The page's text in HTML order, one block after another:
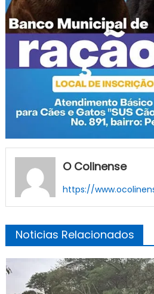
O Colinense
https://
Noticias Relacionados